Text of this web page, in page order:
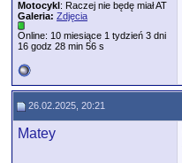
Motocykl: Raczej nie będę miał AT
Galeria: Zdjęcia
Online: 10 miesiące 1 tydzień 3 dni
16 godz 28 min 56 s
26.02.2025, 20:21
Matey